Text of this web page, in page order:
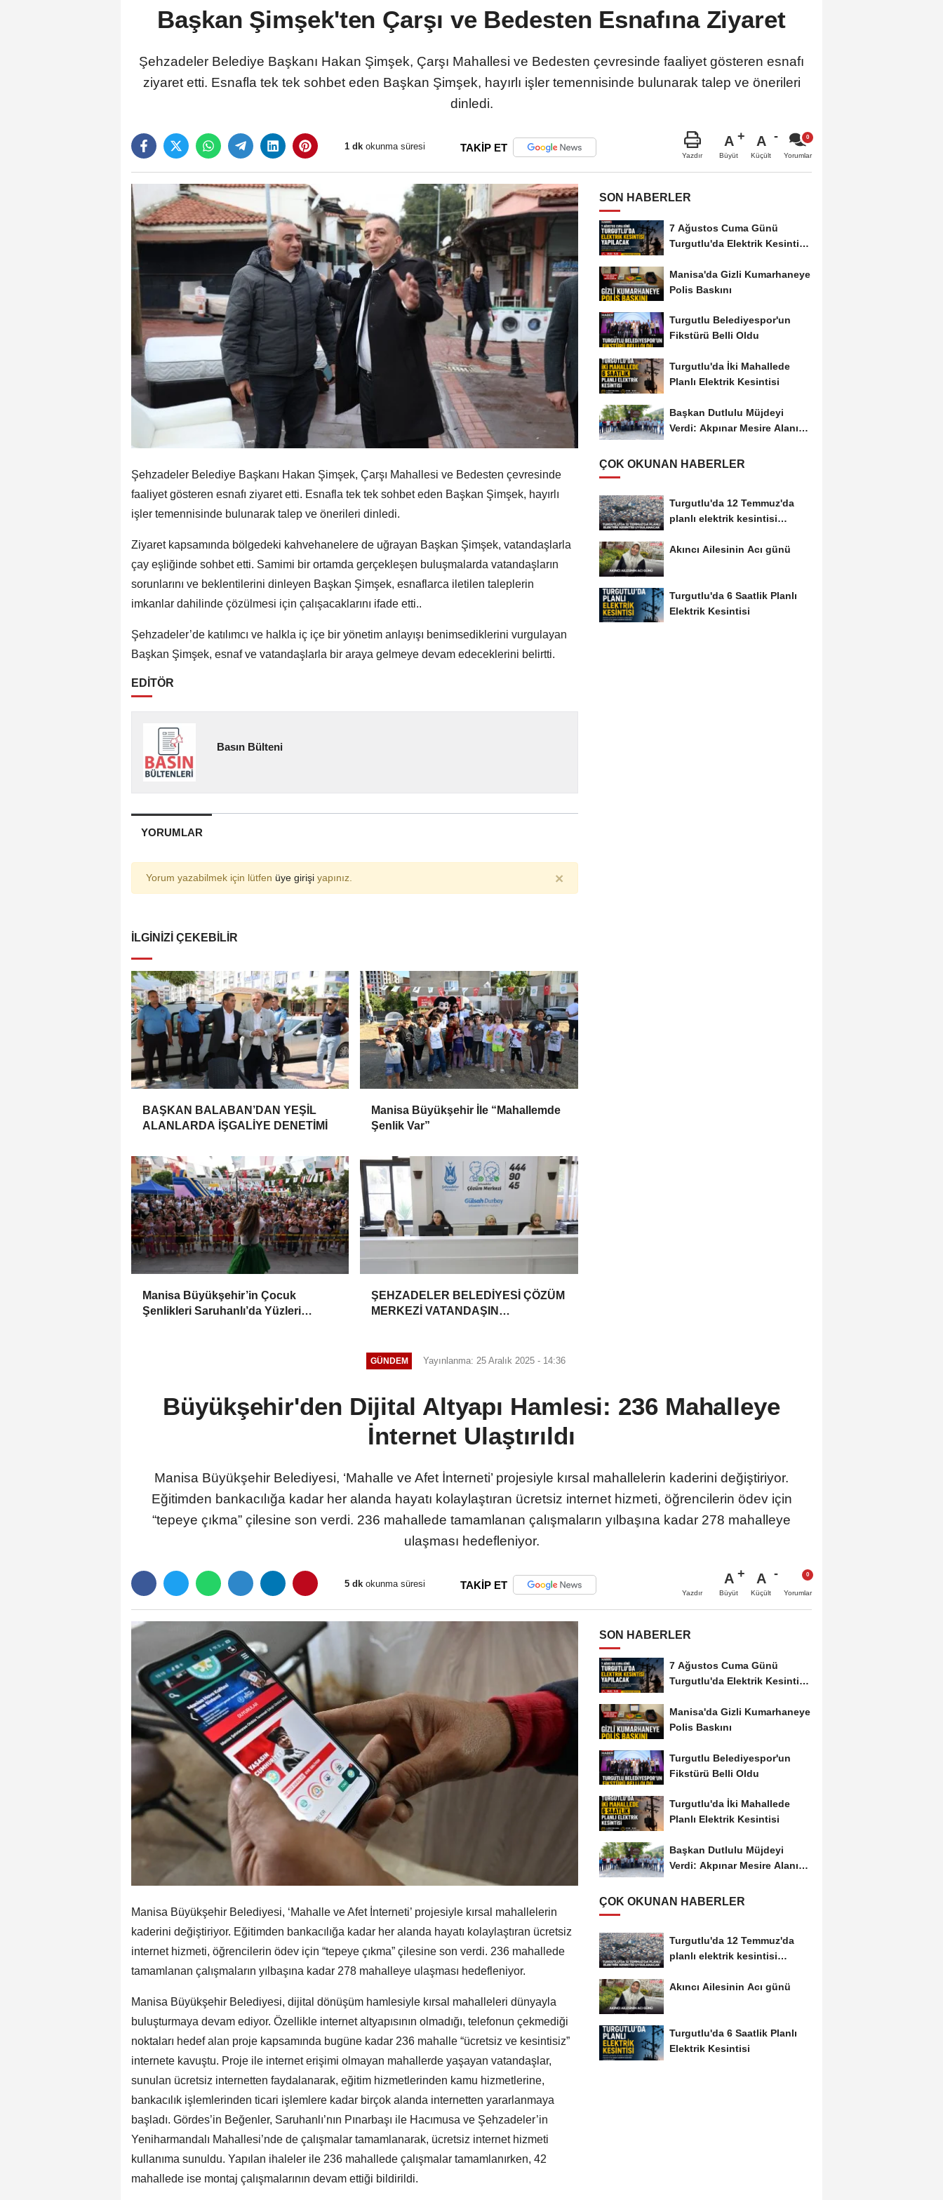
Başkan Şimşek'ten Çarşı ve Bedesten Esnafına Ziyaret
Şehzadeler Belediye Başkanı Hakan Şimşek, Çarşı Mahallesi ve Bedesten çevresinde faaliyet gösteren esnafı
ziyaret etti. Esnafla tek tek sohbet eden Başkan Şimşek, hayırlı işler temennisinde bulunarak talep ve önerileri
dinledi.
1 dk okunma süresi TAKİP ET
Yazdır
A
Büyüt
A
Küçült Yorumlar
Şehzadeler Belediye Başkanı Hakan Şimşek, Çarşı Mahallesi ve Bedesten çevresinde
faaliyet gösteren esnafı ziyaret etti. Esnafla tek tek sohbet eden Başkan Şimşek, hayırlı
işler temennisinde bulunarak talep ve önerileri dinledi.
Ziyaret kapsamında bölgedeki kahvehanelere de uğrayan Başkan Şimşek, vatandaşlarla
çay eşliğinde sohbet etti. Samimi bir ortamda gerçekleşen buluşmalarda vatandaşların
sorunlarını ve beklentilerini dinleyen Başkan Şimşek, esnaflarca iletilen taleplerin
imkanlar dahilinde çözülmesi için çalışacaklarını ifade etti..
Şehzadeler’de katılımcı ve halkla iç içe bir yönetim anlayışı benimsediklerini vurgulayan
Başkan Şimşek, esnaf ve vatandaşlarla bir araya gelmeye devam edeceklerini belirtti.
EDİTÖR
Basın Bülteni
YORUMLAR
Yorum yazabilmek için lütfen üye girişi yapınız. ×
İLGINIZI ÇEKEBILIR
BAŞKAN BALABAN’DAN YEŞİL
ALANLARDA İŞGALİYE DENETİMİ
Manisa Büyükşehir İle “Mahallemde
Şenlik Var”
Manisa Büyükşehir’in Çocuk
Şenlikleri Saruhanlı’da Yüzleri
ŞEHZADELER BELEDİYESİ ÇÖZÜM
MERKEZİ VATANDAŞIN
SON HABERLER
7 Ağustos Cuma Günü
Turgutlu'da Elektrik Kesintisi
Manisa'da Gizli Kumarhaneye
Polis Baskını
Turgutlu Belediyespor'un
Fikstürü Belli Oldu
Turgutlu'da İki Mahallede
Planlı Elektrik Kesintisi
Başkan Dutlulu Müjdeyi
Verdi: Akpınar Mesire Alanı
ÇOK OKUNAN HABERLER
Turgutlu'da 12 Temmuz'da
planlı elektrik kesintisi
Akıncı Ailesinin Acı günü
Turgutlu'da 6 Saatlik Planlı
Elektrik Kesintisi
GÜNDEM Yayınlanma: 25 Aralık 2025 - 14:36
Büyükşehir'den Dijital Altyapı Hamlesi: 236 Mahalleye
İnternet Ulaştırıldı
Manisa Büyükşehir Belediyesi, ‘Mahalle ve Afet İnterneti’ projesiyle kırsal mahallelerin kaderini değiştiriyor.
Eğitimden bankacılığa kadar her alanda hayatı kolaylaştıran ücretsiz internet hizmeti, öğrencilerin ödev için
“tepeye çıkma” çilesine son verdi. 236 mahallede tamamlanan çalışmaların yılbaşına kadar 278 mahalleye
ulaşması hedefleniyor.
5 dk okunma süresi TAKİP ET
Yazdır
A
Büyüt
A
Küçült Yorumlar
Manisa Büyükşehir Belediyesi, ‘Mahalle ve Afet İnterneti’ projesiyle kırsal mahallelerin
kaderini değiştiriyor. Eğitimden bankacılığa kadar her alanda hayatı kolaylaştıran ücretsiz
internet hizmeti, öğrencilerin ödev için “tepeye çıkma” çilesine son verdi. 236 mahallede
tamamlanan çalışmaların yılbaşına kadar 278 mahalleye ulaşması hedefleniyor.
Manisa Büyükşehir Belediyesi, dijital dönüşüm hamlesiyle kırsal mahalleleri dünyayla
buluşturmaya devam ediyor. Özellikle internet altyapısının olmadığı, telefonun çekmediği
noktaları hedef alan proje kapsamında bugüne kadar 236 mahalle “ücretsiz ve kesintisiz”
internete kavuştu. Proje ile internet erişimi olmayan mahallerde yaşayan vatandaşlar,
sunulan ücretsiz internetten faydalanarak, eğitim hizmetlerinden kamu hizmetlerine,
bankacılık işlemlerinden ticari işlemlere kadar birçok alanda internetten yararlanmaya
başladı. Gördes’in Beğenler, Saruhanlı’nın Pınarbaşı ile Hacımusa ve Şehzadeler’in
Yeniharmandalı Mahallesi’nde de çalışmalar tamamlanarak, ücretsiz internet hizmeti
kullanıma sunuldu. Yapılan ihaleler ile 236 mahallede çalışmalar tamamlanırken, 42
mahallede ise montaj çalışmalarının devam ettiği bildirildi.
SON HABERLER
7 Ağustos Cuma Günü
Turgutlu'da Elektrik Kesintisi
Manisa'da Gizli Kumarhaneye
Polis Baskını
Turgutlu Belediyespor'un
Fikstürü Belli Oldu
Turgutlu'da İki Mahallede
Planlı Elektrik Kesintisi
Başkan Dutlulu Müjdeyi
Verdi: Akpınar Mesire Alanı
ÇOK OKUNAN HABERLER
Turgutlu'da 12 Temmuz'da
planlı elektrik kesintisi
Akıncı Ailesinin Acı günü
Turgutlu'da 6 Saatlik Planlı
Elektrik Kesintisi